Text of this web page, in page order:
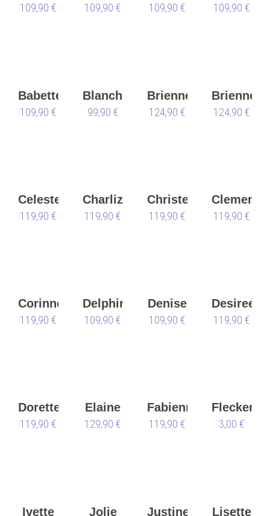
109,90 € 109,90 € 109,90 € 109,90 €
Babette
109,90 €
Blanche
99,90 €
Brienne
124,90 €
Brienne
124,90 €
Celeste
119,90 €
Charlize
119,90 €
Christelle
119,90 €
Clemence
119,90 €
Corinne
119,90 €
Delphine
109,90 €
Denise
109,90 €
Desiree
119,90 €
Dorette
119,90 €
Elaine
129,90 €
Fabienne
119,90 €
Flecken
Anna
3,00 €
Ivette Jolie Justine Lisette